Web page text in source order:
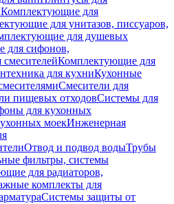
Комплектующие для
для унитазов, писсуаров,
для душевых
для сифонов,
Комплектующие для
для кухниКухонные
Смесители для
пищевых отходовСистемы для
для кухонных
моекИнженерная
Отвод и подвод водыТрубы
фильтры, системы
для радиаторов,
комплекты для
Системы защиты от